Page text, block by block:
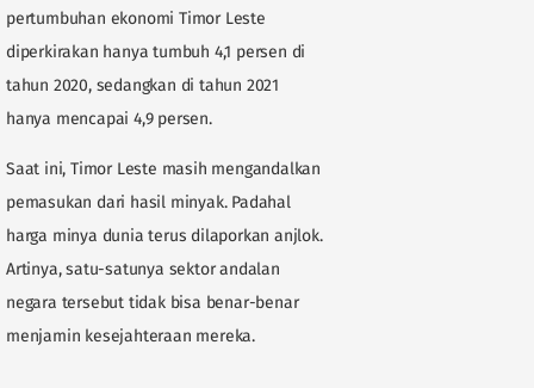
pertumbuhan ekonomi Timor Leste
diperkirakan hanya tumbuh 4,1 persen di
tahun 2020, sedangkan di tahun 2021
hanya mencapai 4,9 persen.
Saat ini, Timor Leste masih mengandalkan
pemasukan dari hasil minyak. Padahal
harga minya dunia terus dilaporkan anjlok.
Artinya, satu-satunya sektor andalan
negara tersebut tidak bisa benar-benar
menjamin kesejahteraan mereka.